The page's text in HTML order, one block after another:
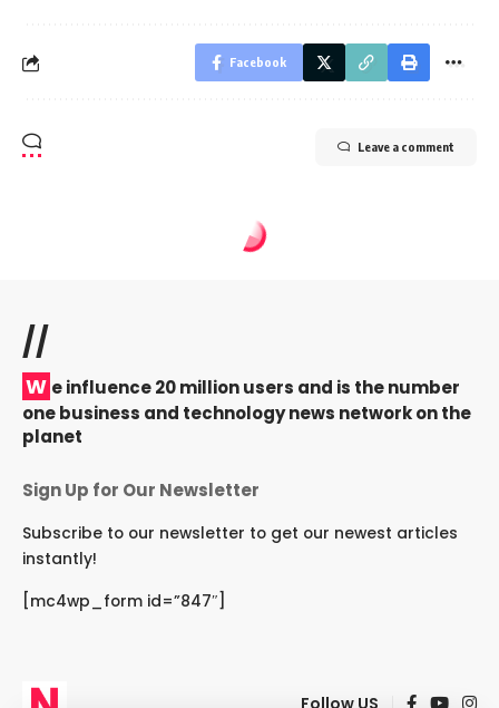
Facebook
Leave a comment
//
W e influence 20 million users and is the number
one business and technology news network on the
planet
Sign Up for Our Newsletter
Subscribe to our newsletter to get our newest articles
instantly!
[mc4wp_form id=”847″]